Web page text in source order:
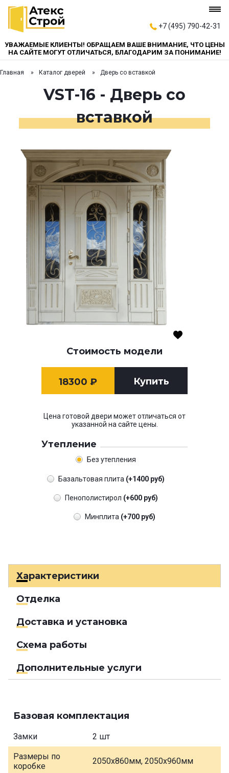
+7 (495) 790-42-31
УВАЖАЕМЫЕ КЛИЕНТЫ! ОБРАЩАЕМ ВАШЕ ВНИМАНИЕ, ЧТО ЦЕНЫ
НА САЙТЕ МОГУТ ОТЛИЧАТЬСЯ, БЛАГОДАРИМ ЗА ПОНИМАНИЕ!
Главная Каталог дверей Дверь со вставкой
VST-16 - Дверь со
вставкой
Стоимость модели
18300 ₽ Купить
Цена готовой двери может отличаться от
указанной на сайте цены.
Утепление
Без утепления
Базальтовая плита (+1400 руб)
Пенополистирол (+600 руб)
Минплита (+700 руб)
Характеристики
Отделка
Доставка и установка
Схема работы
Дополнительные услуги
Базовая комплектация
Замки 2 шт
Размеры по
коробке
2050х860мм, 2050х960мм